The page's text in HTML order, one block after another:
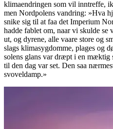
klimaendringen som vil inntreffe,
men Nordpolens vandring: »Hva
snike sig til at faa det Imperium
hadde fablet om, naar vi skulde se
ut, og dyrene, alle vaare store og
slags klimasygdomme, plages og
solens glans var dræpt i en mæktig
til den dag var set. Den saa
svoveldamp.»